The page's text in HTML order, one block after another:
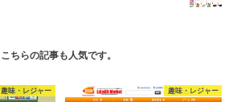
こちらの記事も人気です。
趣味・レジャー 趣味・レジャー